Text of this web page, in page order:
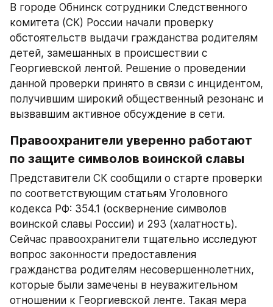
В городе Обнинск сотрудники Следственного
комитета (СК) России начали проверку
обстоятельств выдачи гражданства родителям
детей, замешанных в происшествии с
Георгиевской лентой. Решение о проведении
данной проверки принято в связи с инцидентом,
получившим широкий общественный резонанс и
вызвавшим активное обсуждение в сети.
Правоохранители уверенно работают
по защите символов воинской славы
Представители СК сообщили о старте проверки
по соответствующим статьям Уголовного
кодекса РФ: 354.1 (осквернение символов
воинской славы России) и 293 (халатность).
Сейчас правоохранители тщательно исследуют
вопрос законности предоставления
гражданства родителям несовершеннолетних,
которые были замечены в неуважительном
отношении к Георгиевской ленте. Такая мера